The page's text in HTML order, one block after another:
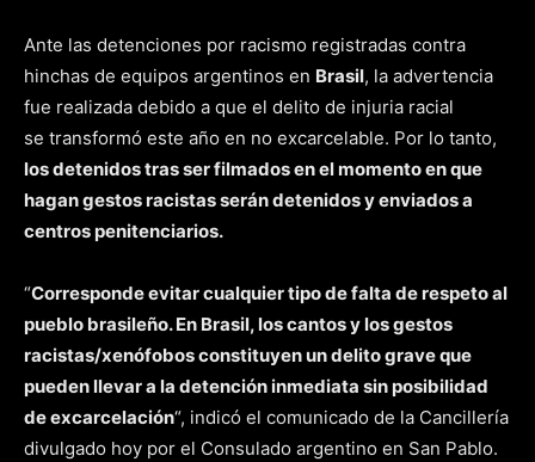
Ante las detenciones por racismo registradas contra
hinchas de equipos argentinos en Brasil, la advertencia
fue realizada debido a que el delito de injuria racial
se transformó este año en no excarcelable. Por lo tanto,
los detenidos tras ser filmados en el momento en que
hagan gestos racistas serán detenidos y enviados a
centros penitenciarios.
“Corresponde evitar cualquier tipo de falta de respeto al
pueblo brasileño. En Brasil, los cantos y los gestos
racistas/xenófobos constituyen un delito grave que
pueden llevar a la detención inmediata sin posibilidad
de excarcelación“, indicó el comunicado de la Cancillería
divulgado hoy por el Consulado argentino en San Pablo.